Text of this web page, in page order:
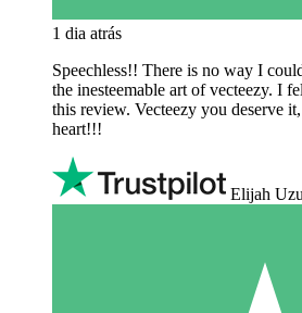
1 dia atrás
Speechless!! There is no way I
the inesteemable art of vecteezy. I
this review. Vecteezy you deserve
heart!!!
Elijah